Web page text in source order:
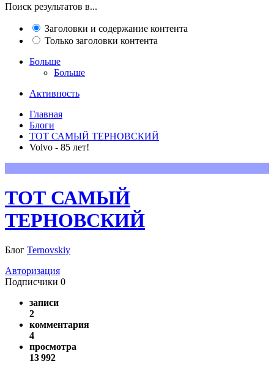
Поиск результатов в...
Заголовки и содержание контента
Только заголовки контента
Больше
Больше
Активность
Главная
Блоги
ТОТ САМЫЙ ТЕРНОВСКИЙ
Volvo - 85 лет!
ТОТ САМЫЙ
ТЕРНОВСКИЙ
Блог Ternovskiy
Авторизация
Подписчики 0
записи
2
комментария
4
просмотра
13 992